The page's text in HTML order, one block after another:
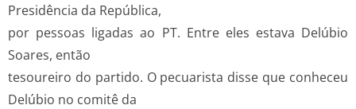
Presidência da República,
por pessoas ligadas ao PT. Entre eles estava Delúbio
Soares, então
tesoureiro do partido. O pecuarista disse que conheceu
Delúbio no comitê da